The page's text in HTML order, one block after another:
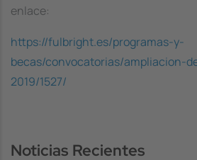
enlace:
https://fulbright.es/programas-y-
becas/convocatorias/ampliacion-
2019/1527/
Noticias Recientes